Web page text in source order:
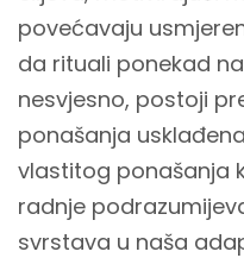
povećavaju
da rituali ponekad
nesvjesno, postoji
ponašanja
vlastitog ponašanja
radnje
svrstava u naša